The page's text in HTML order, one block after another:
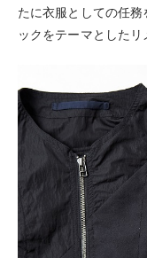
たに衣服としての任
ックをテーマとしたリ